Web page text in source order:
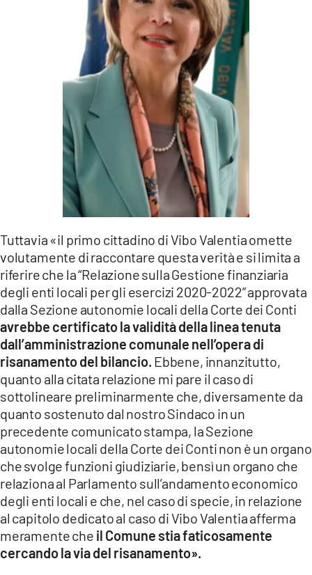
Tuttavia «il primo cittadino di Vibo Valentia omette
volutamente di raccontare questa verità e si limita a
riferire che la “Relazione sulla Gestione finanziaria
degli enti locali per gli esercizi 2020-2022” approvata
dalla Sezione autonomie locali della Corte dei Conti
avrebbe certificato la validità della linea tenuta
dall’amministrazione comunale nell’opera di
risanamento del bilancio. Ebbene, innanzitutto,
quanto alla citata relazione mi pare il caso di
sottolineare preliminarmente che, diversamente da
quanto sostenuto dal nostro Sindaco in un
precedente comunicato stampa, la Sezione
autonomie locali della Corte dei Conti non è un organo
che svolge funzioni giudiziarie, bensì un organo che
relaziona al Parlamento sull’andamento economico
degli enti locali e che, nel caso di specie, in relazione
al capitolo dedicato al caso di Vibo Valentia afferma
meramente che il Comune stia faticosamente
cercando la via del risanamento».